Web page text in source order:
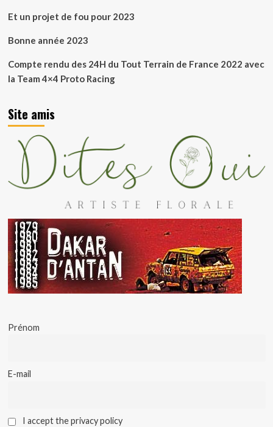
Et un projet de fou pour 2023
Bonne année 2023
Compte rendu des 24H du Tout Terrain de France 2022 avec
la Team 4×4 Proto Racing
Site amis
Prénom
E-mail
I accept the privacy policy